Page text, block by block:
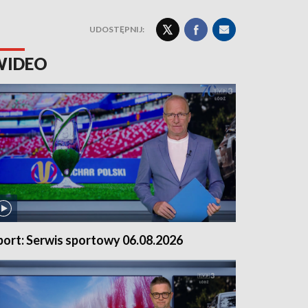
UDOSTĘPNIJ:
Serwis sportowy 06.08.2026